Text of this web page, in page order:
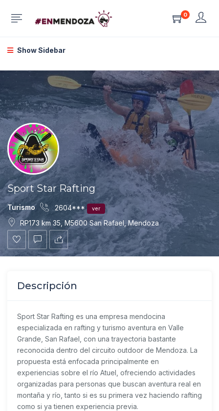
0
Show Sidebar
Sport Star Rafting
Turismo 2604*** ver
RP173 km 35, M5600 San Rafael, Mendoza
Descripción
Sport Star Rafting es una empresa mendocina
especializada en rafting y turismo aventura en Valle
Grande, San Rafael, con una trayectoria bastante
reconocida dentro del circuito outdoor de Mendoza. La
propuesta está enfocada principalmente en
experiencias sobre el río Atuel, ofreciendo actividades
organizadas para personas que buscan aventura real en
montaña y río, tanto si es su primera vez haciendo rafting
como si ya tienen experiencia previa.